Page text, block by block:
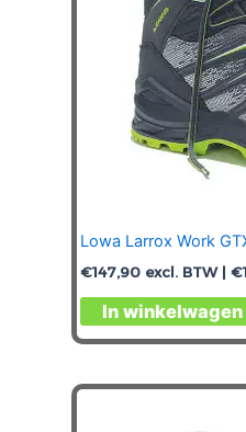
Lowa Larrox Work
€147,90 excl. BTW | €
In winkelwagen